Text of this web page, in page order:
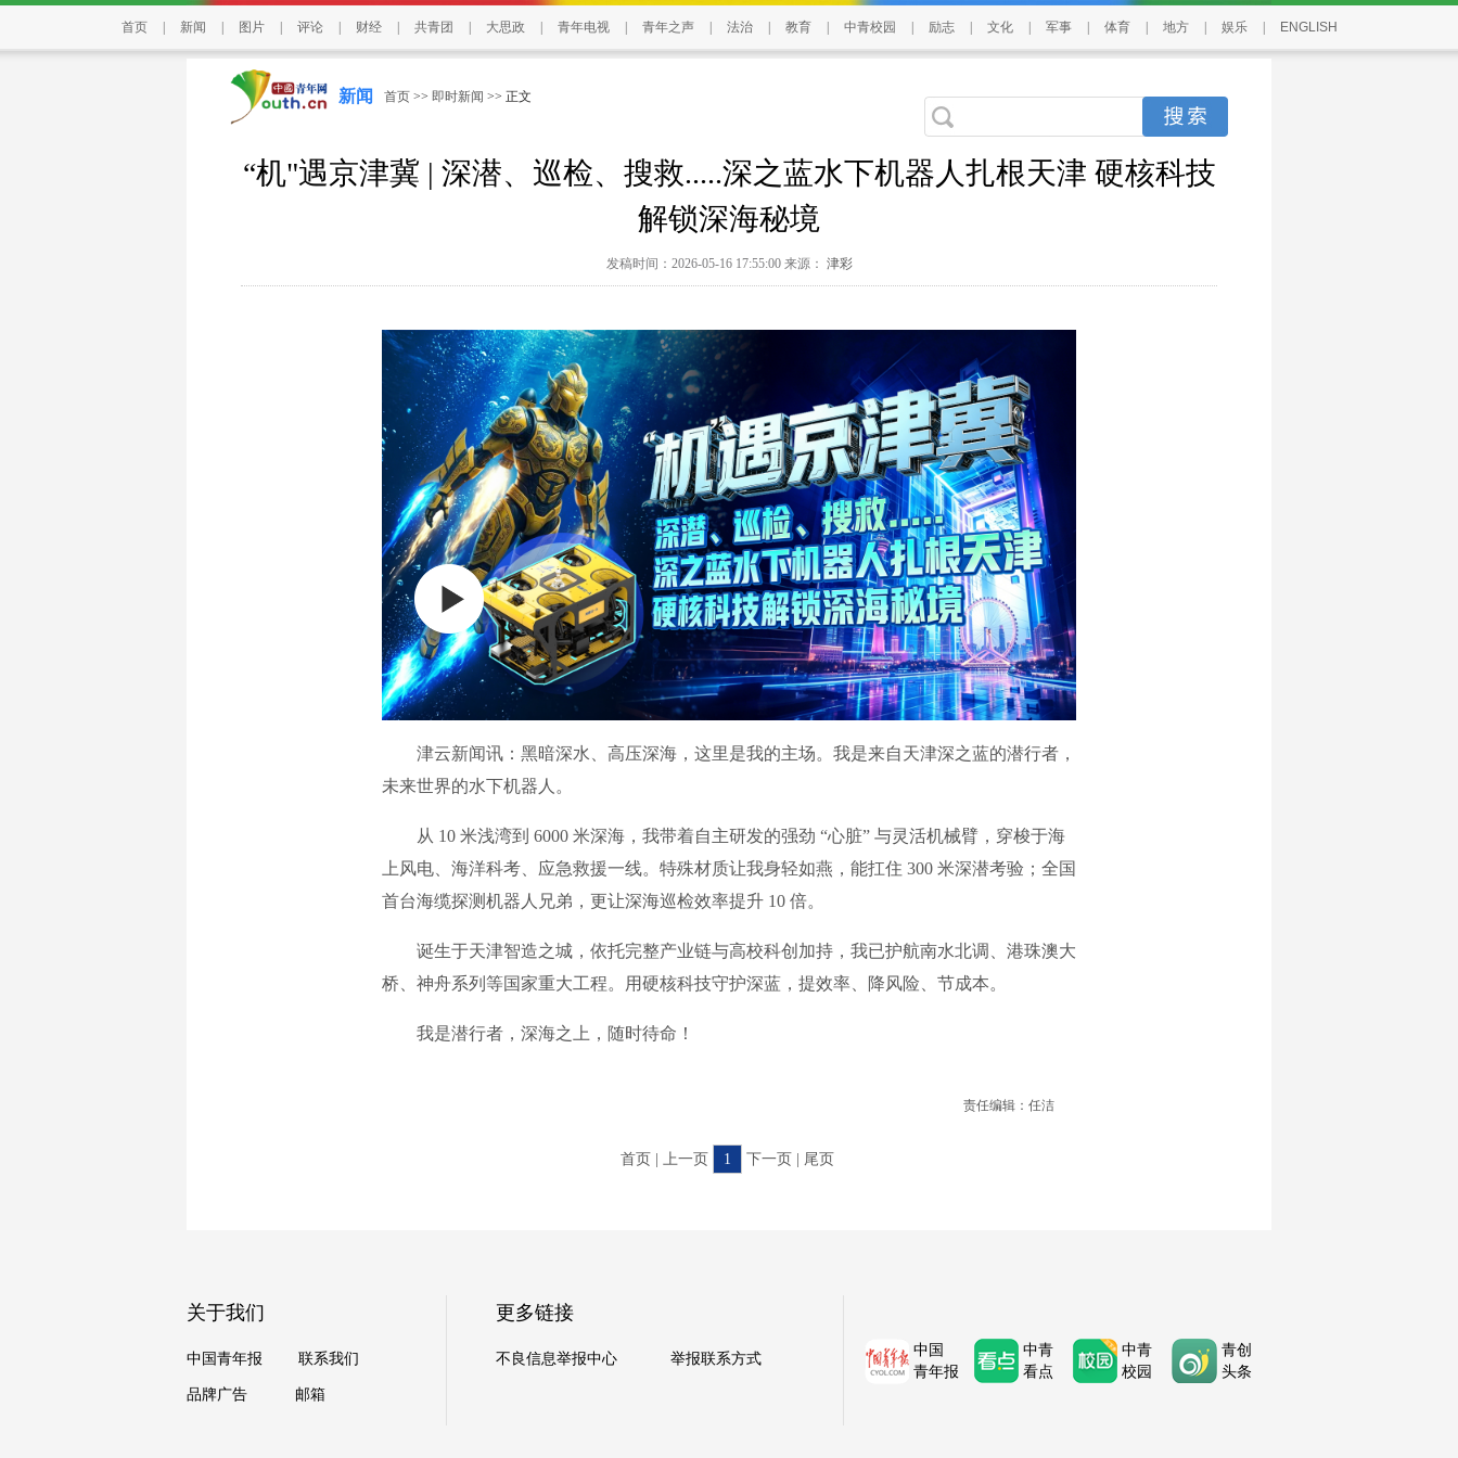
首页 新闻 图片 评论 财经 共青团 大思政 青年电视 青年之声 法治 教育 中青校园 励志 文化 军事 体育 地方 娱乐 ENGLISH
新闻 首页 >> 即时新闻 >> 正文
“机"遇京津冀 | 深潜、巡检、搜救.....深之蓝水下机器人扎根天津 硬核科技
解锁深海秘境
发稿时间：2026-05-16 17:55:00 来源： 津彩
津云新闻讯：黑暗深水、高压深海，这里是我的主场。我是来自天津深之蓝的潜行者，
未来世界的水下机器人。
从 10 米浅湾到 6000 米深海，我带着自主研发的强劲 “心脏” 与灵活机械臂，穿梭于海
上风电、海洋科考、应急救援一线。特殊材质让我身轻如燕，能扛住 300 米深潜考验；全国
首台海缆探测机器人兄弟，更让深海巡检效率提升 10 倍。
诞生于天津智造之城，依托完整产业链与高校科创加持，我已护航南水北调、港珠澳大
桥、神舟系列等国家重大工程。用硬核科技守护深蓝，提效率、降风险、节成本。
我是潜行者，深海之上，随时待命！
责任编辑：任洁
首页 | 上一页 1 下一页 | 尾页
关于我们
中国青年报 联系我们
品牌广告 邮箱
更多链接
不良信息举报中心 举报联系方式
中国
青年报
中青
看点
中青
校园
青创
头条